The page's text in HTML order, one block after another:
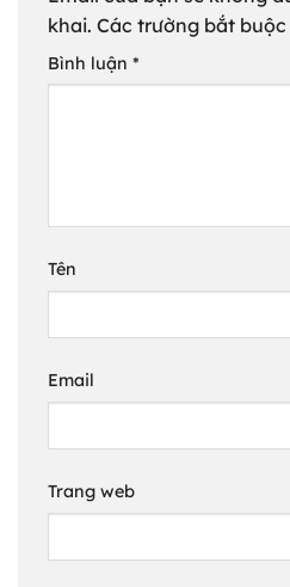
khai. Các trường bắt
Bình luận *
Tên
Email
Trang web